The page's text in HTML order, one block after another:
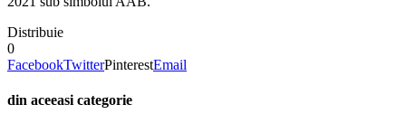
Distribuie
0
FacebookTwitterPinterestEmail
din aceeasi categorie